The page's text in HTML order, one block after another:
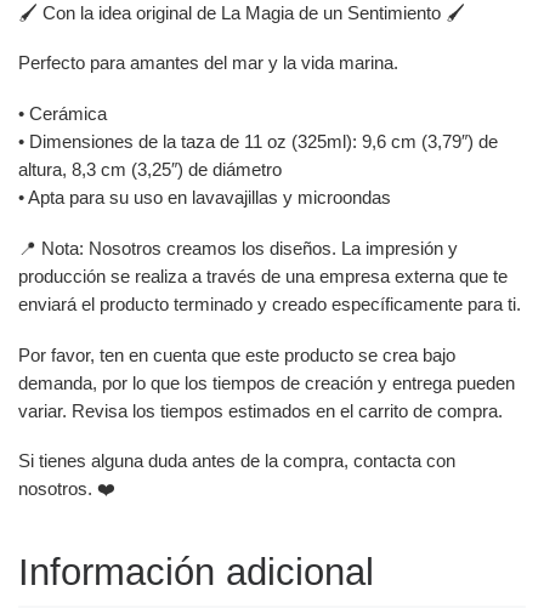
🖌️ Con la idea original de La Magia de un Sentimiento 🖌️
Perfecto para amantes del mar y la vida marina.
• Cerámica
• Dimensiones de la taza de 11 oz (325ml): 9,6 cm (3,79″) de
altura, 8,3 cm (3,25″) de diámetro
• Apta para su uso en lavavajillas y microondas
📍 Nota: Nosotros creamos los diseños. La impresión y
producción se realiza a través de una empresa externa que te
enviará el producto terminado y creado específicamente para ti.
Por favor, ten en cuenta que este producto se crea bajo
demanda, por lo que los tiempos de creación y entrega pueden
variar. Revisa los tiempos estimados en el carrito de compra.
Si tienes alguna duda antes de la compra, contacta con
nosotros. ❤️
Información adicional